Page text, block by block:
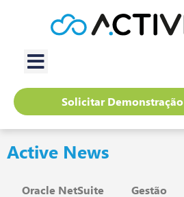
Solicitar Demonstração
Active News
Oracle NetSuite Gestão